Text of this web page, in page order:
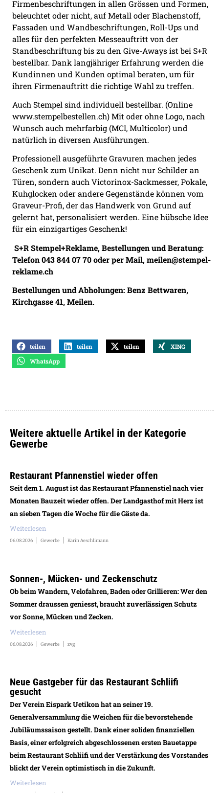
Firmenbeschriftungen in allen Grössen und Formen,
beleuchtet oder nicht, auf Metall oder Blachenstoff,
Fassaden und Wandbeschriftungen, Roll-Ups und
alles für den perfekten Messeauftritt von der
Standbeschriftung bis zu den Give-Aways ist bei S+R
bestellbar. Dank langjähriger Erfahrung werden die
Kundinnen und Kunden optimal beraten, um für
ihren Firmenauftritt die richtige Wahl zu treffen.
Auch Stempel sind individuell bestellbar. (Online
www.stempelbestellen.ch) Mit oder ohne Logo, nach
Wunsch auch mehrfarbig (MCI, Multicolor) und
natürlich in diversen Ausführungen.
Professionell ausgeführte Gravuren machen jedes
Geschenk zum Unikat. Denn nicht nur Schilder an
Türen, sondern auch Victorinox-Sackmesser, Pokale,
Kuhglocken oder andere Gegenstände können vom
Graveur-Profi, der das Handwerk von Grund auf
gelernt hat, personalisiert werden. Eine hübsche Idee
für ein einzigartiges Geschenk!
S+R Stempel+Reklame, Bestellungen und Beratung:
Telefon 043 844 07 70 oder per Mail,meilen@stempel-
reklame.ch
Bestellungen und Abholungen: Benz Bettwaren,
Kirchgasse 41, Meilen.
teilen teilen teilen
XING
WhatsApp
Weitere aktuelle Artikel in der Kategorie
Gewerbe
Restaurant Pfannenstiel wieder offen
Seit dem 1. August ist das Restaurant Pfannenstiel nach vier
Monaten Bauzeit wieder offen. Der Landgasthof mit Herz ist
an sieben Tagen die Woche für die Gäste da.
Weiterlesen
06.08.2026 Gewerbe Karin Aeschlimann
Sonnen-, Mücken- und Zeckenschutz
Ob beim Wandern, Velofahren, Baden oder Grillieren: Wer den
Sommer draussen geniesst, braucht zuverlässigen Schutz
vor Sonne, Mücken und Zecken.
Weiterlesen
06.08.2026 Gewerbe zvg
Neue Gastgeber für das Restaurant Schliifi
gesucht
Der Verein Eispark Uetikon hat an seiner 19.
Generalversammlung die Weichen für die bevorstehende
Jubiläumssaison gestellt. Dank einer soliden finanziellen
Basis, einer erfolgreich abgeschlossenen ersten Bauetappe
beim Restaurant Schliifi und der Verstärkung des Vorstandes
blickt der Verein optimistisch in die Zukunft.
Weiterlesen